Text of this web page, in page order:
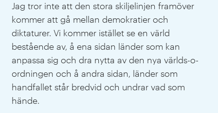
Jag tror inte att den stora skiljelinjen framöver
kommer att gå mellan demokratier och
diktaturer. Vi kommer istället se en värld
bestående av, å ena sidan länder som kan
anpassa sig och dra nytta av den nya världs-o-
ordningen och å andra sidan, länder som
handfallet står bredvid och undrar vad som
hände.